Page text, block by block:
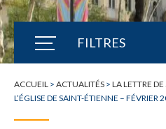
FILTRES
TOUTE L'ACTUALITÉ
ACCUEIL > ACTUALITÉS > LA LETTRE
L’ÉGLISE DE SAINT-ÉTIENNE – FÉVRIER